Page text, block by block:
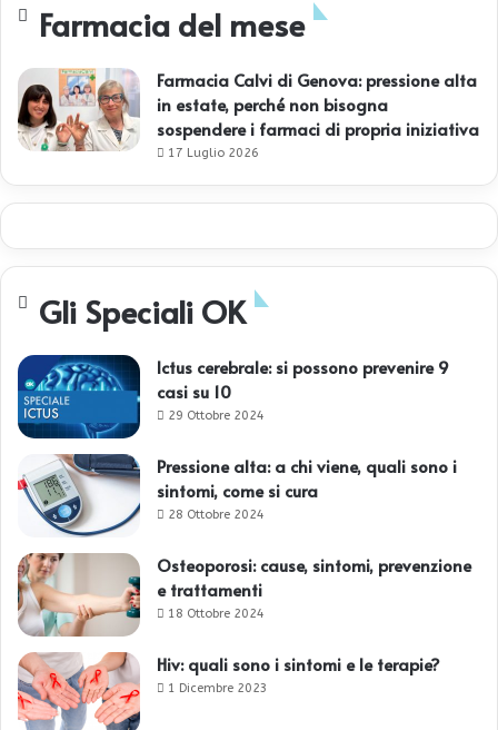
Farmacia del mese
Farmacia Calvi di Genova: pressione alta
in estate, perché non bisogna
sospendere i farmaci di propria iniziativa
17 Luglio 2026
Gli Speciali OK
Ictus cerebrale: si possono prevenire 9
casi su 10
29 Ottobre 2024
Pressione alta: a chi viene, quali sono i
sintomi, come si cura
28 Ottobre 2024
Osteoporosi: cause, sintomi, prevenzione
e trattamenti
18 Ottobre 2024
Hiv: quali sono i sintomi e le terapie?
1 Dicembre 2023